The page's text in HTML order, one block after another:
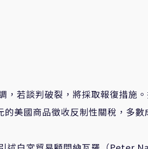
，若談判破裂，將採取報復措施
美國商品徵收反制性關稅，多數